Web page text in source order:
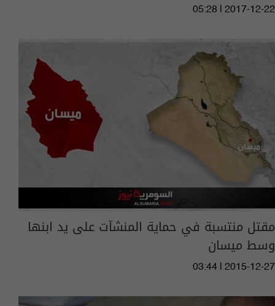
05:28 | 2017-12-22
مقتل منتسبة في حماية المنشآت على يد ابنها
وسط ميسان
03:44 | 2015-12-27